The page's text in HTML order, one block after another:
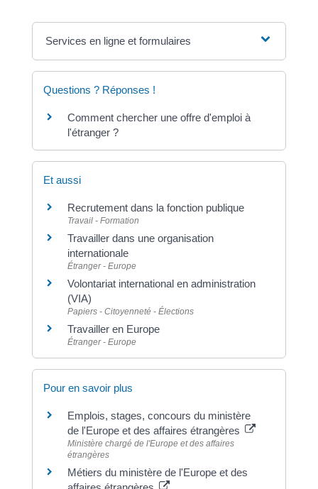
Services en ligne et formulaires
Questions ? Réponses !
Comment chercher une offre d'emploi à
l'étranger ?
Et aussi
Recrutement dans la fonction publique
Travail - Formation
Travailler dans une organisation
internationale
Étranger - Europe
Volontariat international en administration
(VIA)
Papiers - Citoyenneté - Élections
Travailler en Europe
Étranger - Europe
Pour en savoir plus
Emplois, stages, concours du ministère
de l'Europe et des affaires étrangères
Ministère chargé de l'Europe et des affaires
étrangères
Métiers du ministère de l'Europe et des